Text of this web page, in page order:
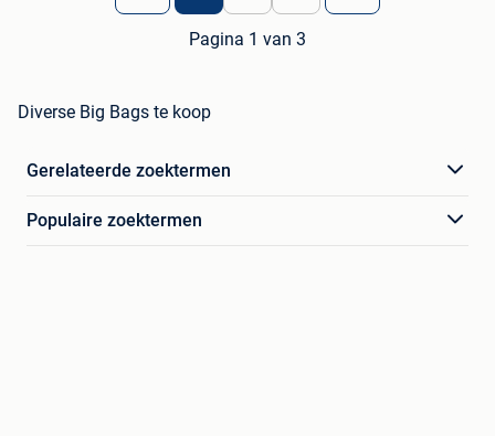
Pagina 1 van 3
Diverse Big Bags te koop
Gerelateerde zoektermen
Populaire zoektermen